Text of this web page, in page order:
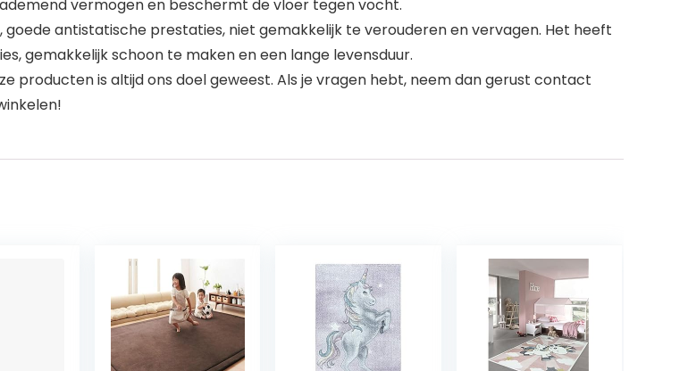
vermogen en beschermt de vloer tegen vocht.
antistatische prestaties, niet gemakkelijk te verouderen en vervagen. Het heeft
gemakkelijk schoon te maken en een lange levensduur.
producten is altijd ons doel geweest. Als je vragen hebt, neem dan gerust contact